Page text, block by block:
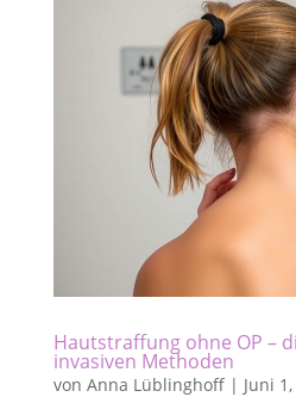
Hautstraffung ohne OP –
invasiven Methoden
von Anna Lüblinghoff| Juni